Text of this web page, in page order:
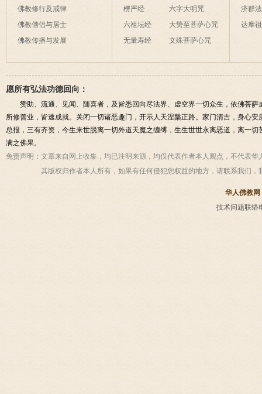
佛教修行及戒律
佛教僧侣与居士
佛教传播与发展
楞严经
六祖坛经
无量寿经
六字大明咒
大势至菩萨心咒
文殊菩萨心咒
济群
达摩
愿所有弘法功德回向：
赞助、流通、见闻、随喜者，及皆悉回向尽法界、虚空界一切众生，依佛菩
所修善业，皆速成就。关闭一切诸恶趣门，开示人天涅槃正路。家门清吉，身心
总报，三有齐资，今生来世脱离一切外道天魔之缠缚，生生世世永离恶道，离一
满之佛果。
免责声明： 文章来自网上收集，均已注明来源，均仅代表作者本人观点，不代表
其版权归作者本人所有，如果有任何侵犯您权益的地方，请联系我们，
华人佛教网
技术问题联络